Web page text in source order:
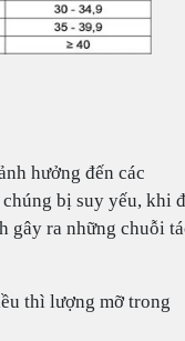
hưởng đến các
bị suy yếu, khi
gây ra những chuỗi
thì lượng mỡ trong